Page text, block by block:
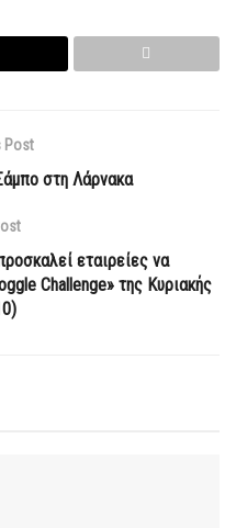
Post
στη Λάρνακα
εταιρείες να
Challenge» της Κυριακής